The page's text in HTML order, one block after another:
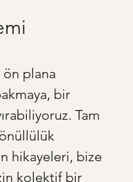
ön plana
bir
Tam
hikayeleri, bize
kolektif bir